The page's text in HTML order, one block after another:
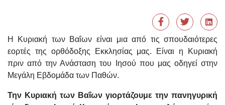
Η Κυριακή των Βαΐων είναι μια από τις σπουδαιότερες
εορτές της ορθόδοξης Εκκλησίας μας. Είναι η Κυριακή
πριν από την Ανάσταση του Ιησού που μας οδηγεί στην
Μεγάλη Εβδομάδα των Παθών.
Την Κυριακή των Βαΐων γιορτάζουμε την πανηγυρική